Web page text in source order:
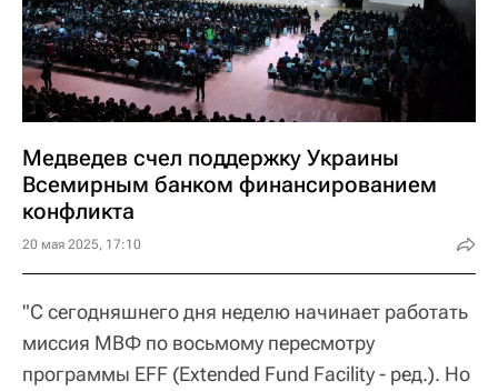
Медведев счел поддержку Украины
Всемирным банком финансированием
конфликта
20 мая 2025, 17:10
"С сегодняшнего дня неделю начинает работать
миссия МВФ по восьмому пересмотру
программы EFF (Extended Fund Facility - ред.). Но